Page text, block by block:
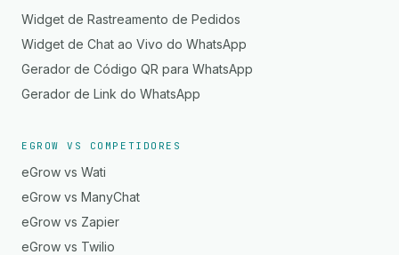
Widget de Rastreamento de Pedidos
Widget de Chat ao Vivo do WhatsApp
Gerador de Código QR para WhatsApp
Gerador de Link do WhatsApp
EGROW VS COMPETIDORES
eGrow vs Wati
eGrow vs ManyChat
eGrow vs Zapier
eGrow vs Twilio